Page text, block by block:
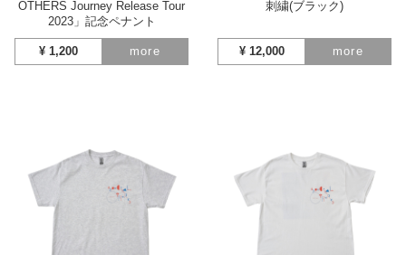
OTHERS Journey Release Tour
2023」記念ペナント
¥ 1,200 more
刺繍(ブラック)
¥ 12,000 more